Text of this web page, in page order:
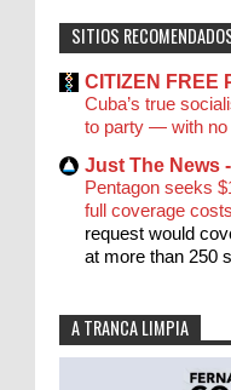
SITIOS
CITIZEN FREE
Cuba’s true
to party — with no
Just The News
Pentagon seeks
full coverage
request would
at more than 250
A TRANCA LIMPIA